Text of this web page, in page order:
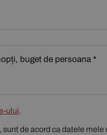
ului.
de acord ca datele